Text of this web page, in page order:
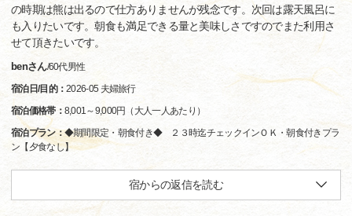
の時期は熊は出るので仕方ありませんが残念です。次回は露天風呂に
も入りたいです。朝食も満足できる量と美味しさですのでまた利用さ
せて頂きたいです。
benさん/60代男性
宿泊日/目的：2026-05 夫婦旅行
宿泊価格帯： 8,001～9,000円（大人一人あたり）
宿泊プラン：◆期間限定・朝食付き◆ ２３時迄チェックインＯＫ・朝食付きプラ
ン【夕食なし】
宿からの返信を読む